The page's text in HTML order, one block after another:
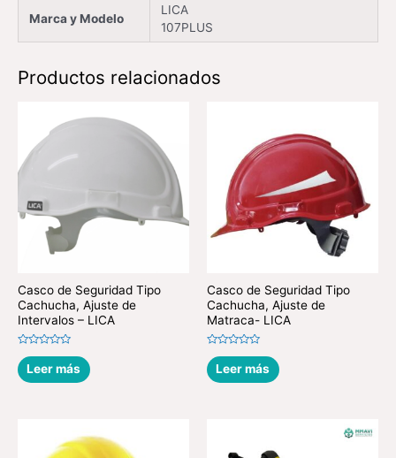
Marca y Modelo
LICA
107PLUS
Productos relacionados
Casco de Seguridad Tipo
Cachucha, Ajuste de
Intervalos – LICA
Valorado
en
0
de
Leer más
Casco de Seguridad Tipo
Cachucha, Ajuste de
Matraca- LICA
Valorado
en
0
de
Leer más